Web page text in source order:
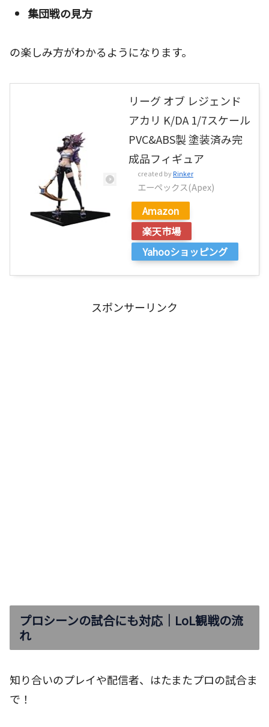
集団戦の見方
の楽しみ方がわかるようになります。
リーグ オブ レジェンド
アカリ K/DA 1/7スケール
PVC&ABS製 塗装済み完
成品フィギュア
created byRinker
エーペックス(Apex)
Amazon
楽天市場
Yahooショッピング
スポンサーリンク
プロシーンの試合にも対応｜LoL観戦の流
れ
知り合いのプレイや配信者、はたまたプロの試合ま
で！